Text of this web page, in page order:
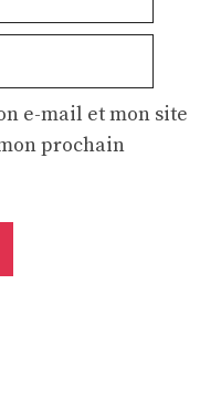
e-mail et mon site
prochain